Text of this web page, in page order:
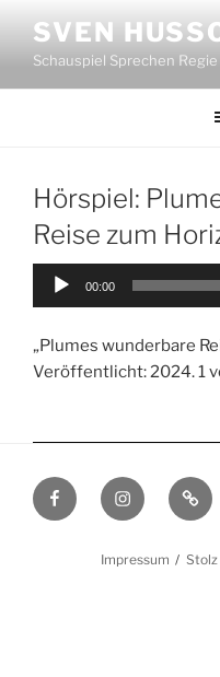
Inhalt
springen
SVEN
Schauspiel Sprechen Regie
Hörspiel:
Reise zum
Audio-
00:00
„Plumes wunderbare
Veröffentlicht: 2024. 1
FacebookInstagram
Impressum